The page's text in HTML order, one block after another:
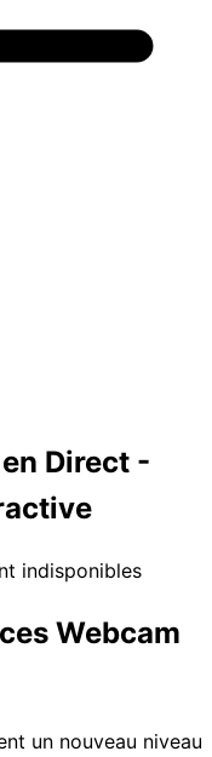
Direct -
indisponibles
Webcam
un nouveau niveau